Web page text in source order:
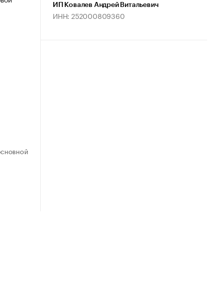
ИП Ковалев Андрей Витальевич
ИНН: 252000809360